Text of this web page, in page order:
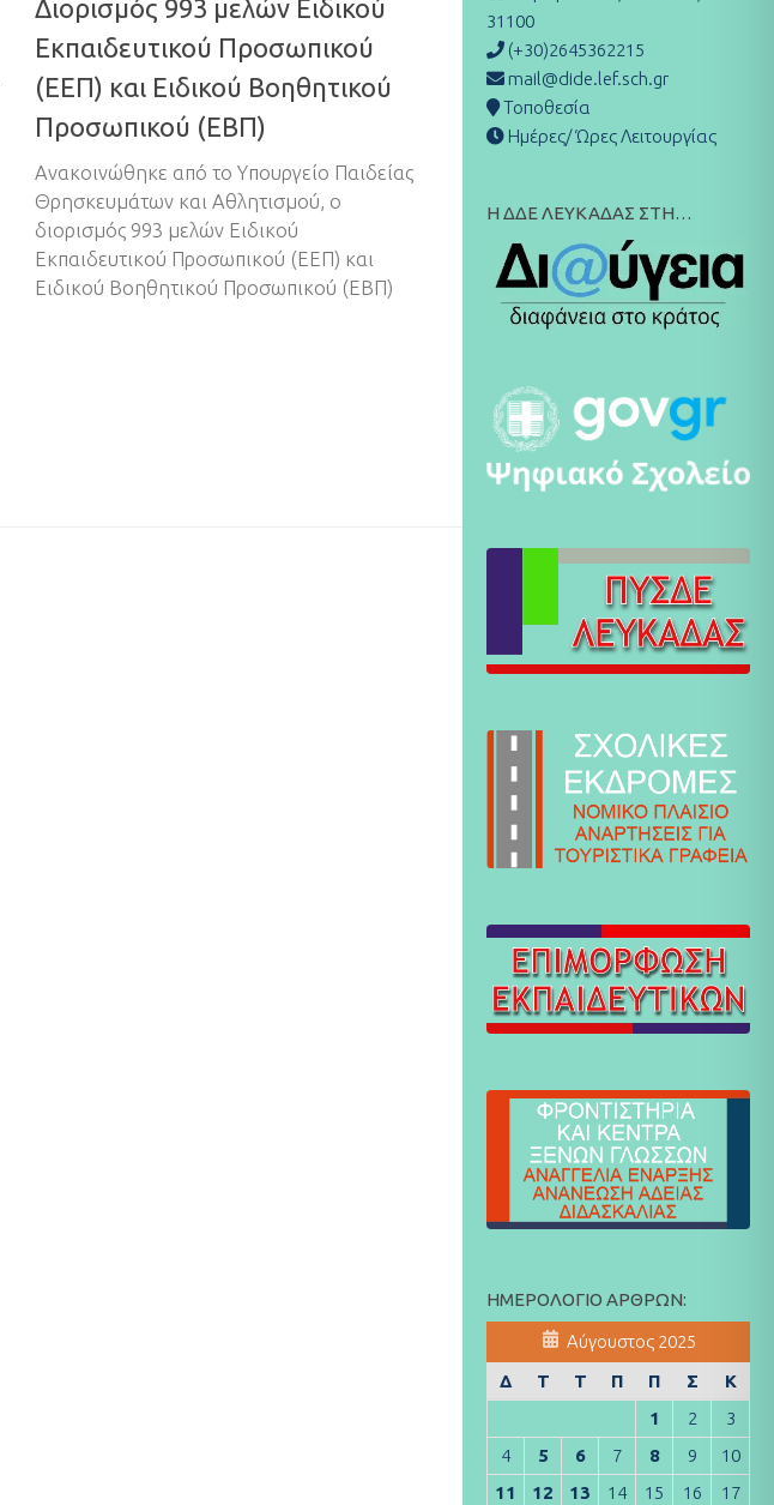
Διορισμός 993 μελών Ειδικού
Εκπαιδευτικού Προσωπικού
(ΕΕΠ) και Ειδικού Βοηθητικού
Προσωπικού (ΕΒΠ)
Ανακοινώθηκε από το Υπουργείο Παιδείας
Θρησκευμάτων και Αθλητισμού, ο
διορισμός 993 μελών Ειδικού
Εκπαιδευτικού Προσωπικού (ΕΕΠ) και
Ειδικού Βοηθητικού Προσωπικού (ΕΒΠ)
31100
(+30)2645362215
mail@dide.lef.sch.gr
Τοποθεσία
Ημέρες/ Ώρες Λειτουργίας
Η ΔΔΕ ΛΕΥΚΑΔΑΣ ΣΤΗ…
ΗΜΕΡΟΛΌΓΙΟ ΆΡΘΡΩΝ:
Αύγουστος 2025
Δ
Τ Τ Π Π Σ
Κ
1
2
3
4
5 6 7 8 9
10
11
12 13 14 15 16
17